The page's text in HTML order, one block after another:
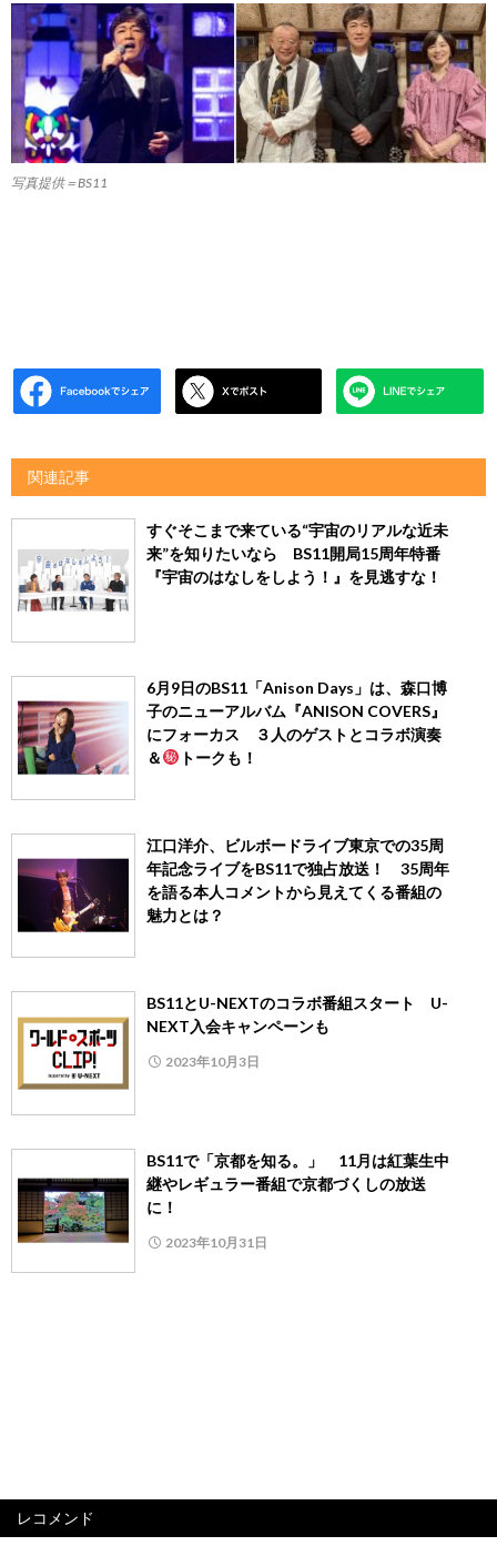
写真提供＝BS11
関連記事
すぐそこまで来ている“宇宙のリアルな近未
来”を知りたいなら BS11開局15周年特番
『宇宙のはなしをしよう！』を見逃すな！
6月9日のBS11「Anison Days」は、森口博
子のニューアルバム『ANISON COVERS』
にフォーカス ３人のゲストとコラボ演奏
＆
トークも！
江口洋介、ビルボードライブ東京での35周
年記念ライブをBS11で独占放送！ 35周年
を語る本人コメントから見えてくる番組の
魅力とは？
BS11とU-NEXTのコラボ番組スタート U-
NEXT入会キャンペーンも
2023年10月3日
BS11で「京都を知る。」 11月は紅葉生中
継やレギュラー番組で京都づくしの放送
に！
2023年10月31日
レコメンド